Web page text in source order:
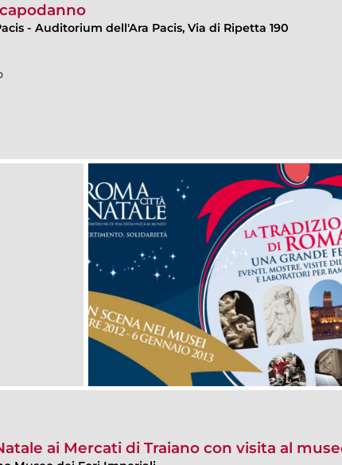
- Auditorium dell'Ara Pacis, Via di Ripetta 190
ai Mercati di Traiano con visita al